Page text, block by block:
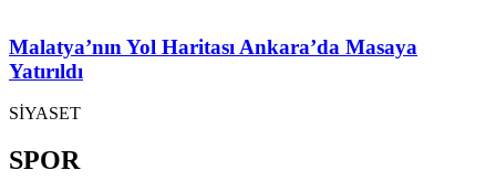
Malatya’nın Yol Haritası Ankara’da Masaya
Yatırıldı
SİYASET
SPOR